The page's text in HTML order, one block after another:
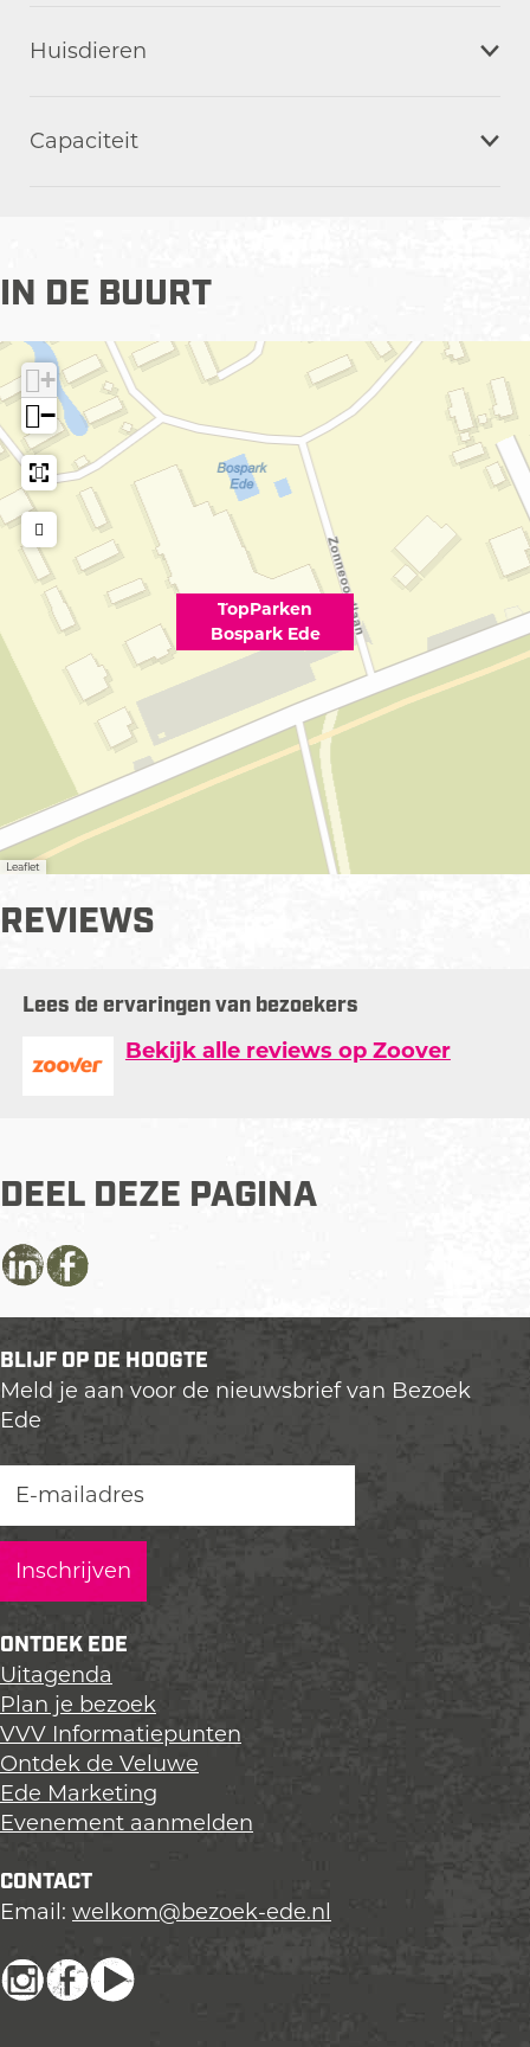
Huisdieren
Capaciteit
IN DE BUURT
TopParken
Bospark Ede
+
−
Leaflet
REVIEWS
Lees de ervaringen van bezoekers
Bekijk alle reviews op Zoover
DEEL DEZE PAGINA
D
l
d
e
e
a
g
i
n
a
o
p
L
i
n
k
e
n
D
l
d
e
a
g
i
n
o
p
F
a
c
e
b
o
k
l
d
e
a
g
i
n
o
p
X
BLIJF OP DE HOOGTE
Meld je aan voor de nieuwsbrief van Bezoek
Ede
ONTDEK EDE
Uitagenda
Plan je bezoek
VVV Informatiepunten
Ontdek de Veluwe
Ede Marketing
Evenement aanmelden
CONTACT
Email: welkom@bezoek-ede.nl
I
F
Y